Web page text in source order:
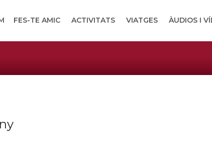
FES-TE AMIC ACTIVITATS VIATGES ÀUDIOS I